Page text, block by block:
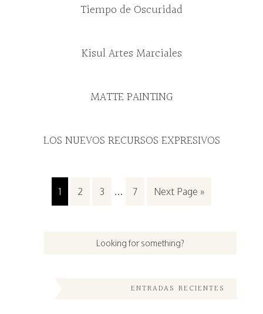
Tiempo de Oscuridad
Kisul Artes Marciales
MATTE PAINTING
LOS NUEVOS RECURSOS EXPRESIVOS
1 2 3 … 7 Next Page »
ENTRADAS RECIENTES